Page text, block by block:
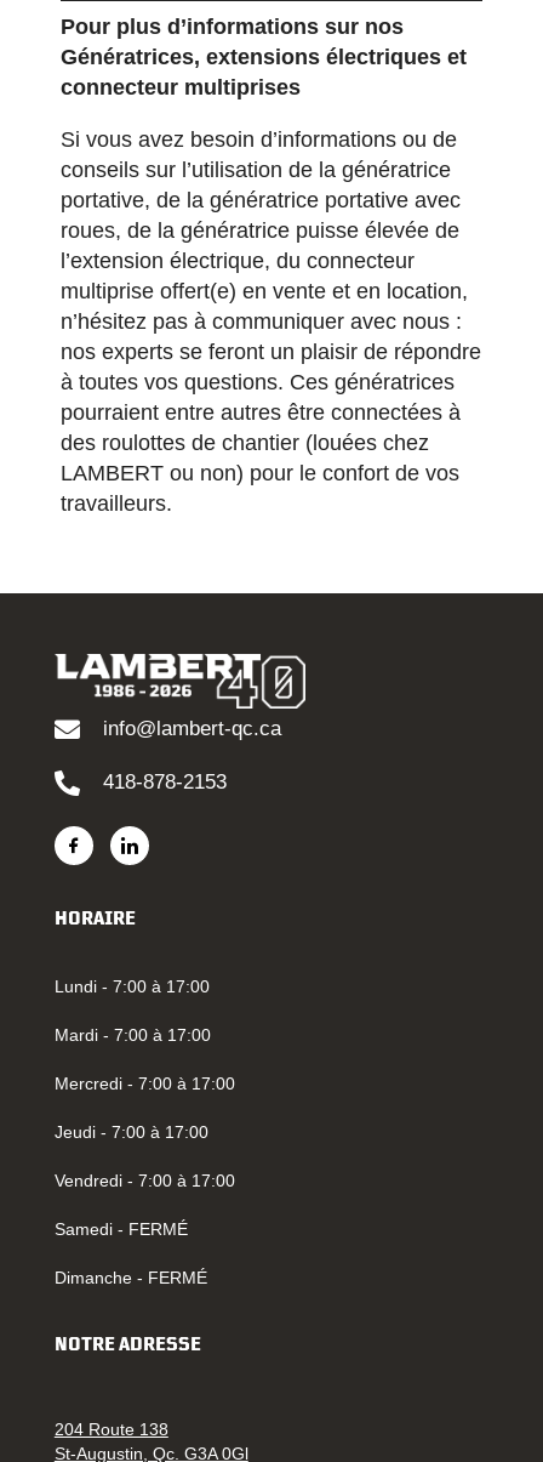
Pour plus d’informations sur nos
Génératrices, extensions électriques et
connecteur multiprises
Si vous avez besoin d’informations ou de
conseils sur l’utilisation de la génératrice
portative, de la génératrice portative avec
roues, de la génératrice puisse élevée de
l’extension électrique, du connecteur
multiprise offert(e) en vente et en location,
n’hésitez pas à communiquer avec nous :
nos experts se feront un plaisir de répondre
à toutes vos questions. Ces génératrices
pourraient entre autres être connectées à
des roulottes de chantier (louées chez
LAMBERT ou non) pour le confort de vos
travailleurs.
info@lambert-qc.ca
418-878-2153
HORAIRE
Lundi - 7:00 à 17:00
Mardi - 7:00 à 17:00
Mercredi - 7:00 à 17:00
Jeudi - 7:00 à 17:00
Vendredi - 7:00 à 17:00
Samedi - FERMÉ
Dimanche - FERMÉ
NOTRE ADRESSE
204 Route 138
St-Augustin, Qc. G3A 0Gl